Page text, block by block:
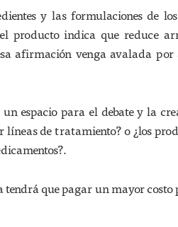
y las formulaciones de
producto indica que reduce
afirmación venga avalada
espacio para el debate y la
de tratamiento? o ¿los
que pagar un mayor costo